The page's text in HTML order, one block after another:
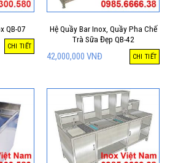
QB-07
CHI TIẾT
Hệ Quầy Bar Inox, Quầy Pha Chế
Trà Sữa Đẹp QB-42
42,000,000 VNĐ CHI TIẾT